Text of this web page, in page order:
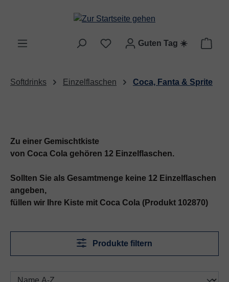
Zum Hauptinhalt springen
Guten Tag ☀️
Softdrinks Einzelflaschen Coca, Fanta & Sprite
Zu einer Gemischtkiste
von Coca Cola gehören 12 Einzelflaschen.
Sollten Sie als Gesamtmenge keine 12 Einzelflaschen
angeben,
füllen wir Ihre Kiste mit Coca Cola (Produkt 102870)
Produkte filtern